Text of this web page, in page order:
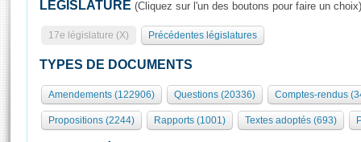
Présidence
577 députés
Groupes politiques
Séance publique
Commissions et autres organes
Europe et International
Rôle et pouvoirs de l'Assemblée
Organisation de l'Assemblée
Présidence Conférence des Présidents Bureau Collège des
Visiter l'Assemblée
Visite virtuelle du palais Bourbon
Assister à une séance
LÉGISLATURE (Cliquez sur l'un des boutons pour faire un choix)
17e législature (X) Précédentes législatures
TYPES DE DOCUMENTS
Amendements (122906) Questions (20336) Comptes-rendus
Propositions (2244) Rapports (1001) Textes adoptés (693)